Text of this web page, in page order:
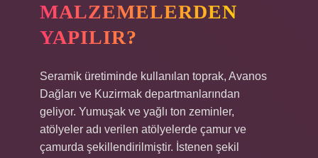
MALZEMELERDEN
YAPILIR?
Seramik üretiminde kullanılan toprak, Avanos
Dağları ve Kuzirmak departmanlarından
geliyor. Yumuşak ve yağlı ton zeminler,
atölyeler adı verilen atölyelerde çamur ve
çamurda şekillendirilmiştir. İstenen şekil